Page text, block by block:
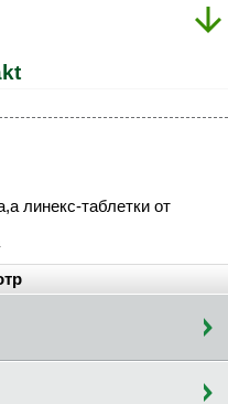
линекс-таблетки от